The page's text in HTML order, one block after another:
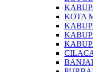
KOTA